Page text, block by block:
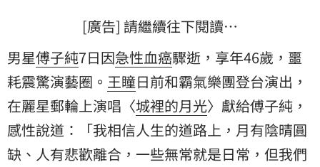
[廣告] 請繼續往下閱讀…
男星傅子純7日因急性血癌驟逝，享年46歲，噩
耗震驚演藝圈。 王瞳日前和霸氣樂團登台演出，
在麗星郵輪上演唱〈城裡的月光〉獻給傅子純，
感性說道：「我相信人生的道路上，月有陰晴圓
缺、人有悲歡離合，一些無常就是日常，但我們